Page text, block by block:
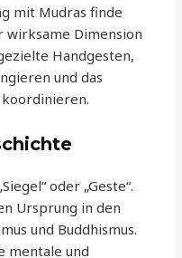
mit Mudras finde
wirksame Dimension
Handgesten,
und das
oder „Geste“.
Ursprung in den
und Buddhismus.
mentale und